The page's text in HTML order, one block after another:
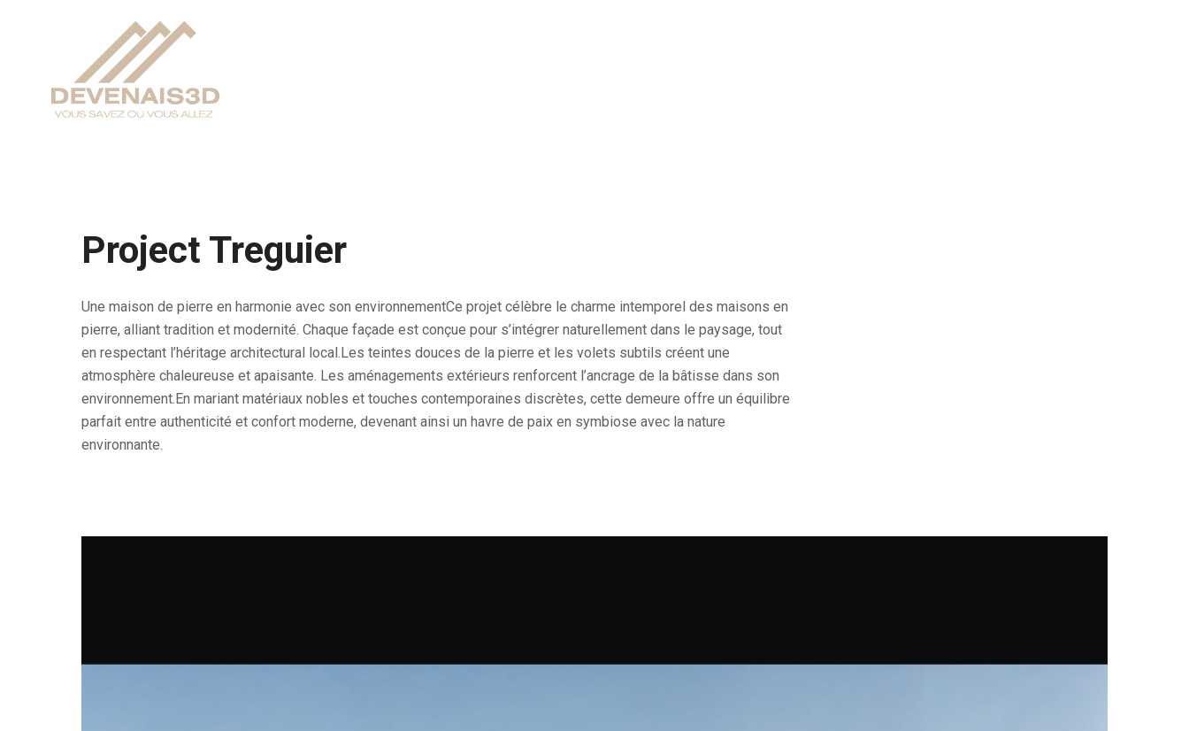
Project Treguier
Une maison de pierre en harmonie avec son environnementCe projet célèbre le charme intemporel des maisons en
pierre, alliant tradition et modernité. Chaque façade est conçue pour s’intégrer naturellement dans le paysage, tout
en respectant l’héritage architectural local.Les teintes douces de la pierre et les volets subtils créent une
atmosphère chaleureuse et apaisante. Les aménagements extérieurs renforcent l’ancrage de la bâtisse dans son
environnement.En mariant matériaux nobles et touches contemporaines discrètes, cette demeure offre un équilibre
parfait entre authenticité et confort moderne, devenant ainsi un havre de paix en symbiose avec la nature
environnante.